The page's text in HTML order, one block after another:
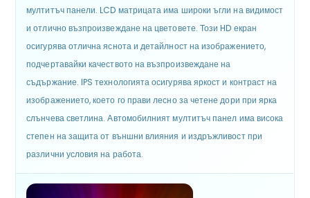
мултитъч панели. LCD матрицата има широки ъгли на видимост
и отлично възпроизвеждане на цветовете. Този HD екран
осигурява отлична яснота и детайлност на изображението,
подчертавайки качеството на възпроизвеждане на
съдържание. IPS технологията осигурява яркост и контраст на
изображението, което го прави лесно за четене дори при ярка
слънчева светлина. Автомобилният мултитъч панел има висока
степен на защита от външни влияния и издръжливост при
различни условия на работа.